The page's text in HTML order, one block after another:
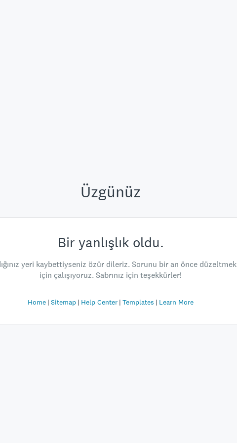
Üzgünüz
Bir yanlışlık oldu.
yeri kaybettiyseniz özür dileriz. Sorunu bir an önce düzeltmek
için çalışıyoruz. Sabrınız için teşekkürler!
Home Sitemap Help Center Templates Learn More